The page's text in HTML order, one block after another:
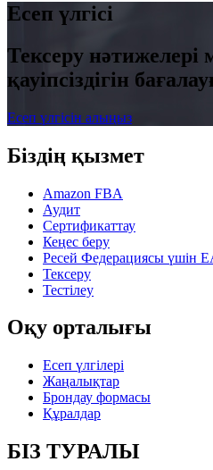
Есеп үлгісі
Тексеру нәтижелері
қауіпсіздігін
Есеп үлгісін алыңыз
Біздің қызмет
Amazon FBA
Аудит
Сертификаттау
Кеңес беру
Ресей Федерациясы үшін
Тексеру
Тестілеу
Оқу орталығы
Есеп үлгілері
Жаңалықтар
Брондау формасы
Құралдар
БІЗ ТУРАЛЫ